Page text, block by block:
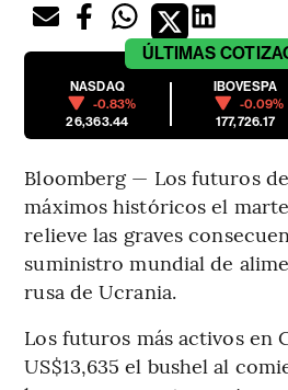
ÚLTIMAS
NASDAQ
-0.83%
26,363.44
IBOVESPA
-0.09%
177,726.17
Bloomberg — Los futuros
máximos históricos el
relieve las graves
suministro mundial de
rusa de Ucrania.
Los futuros más activos en
US$13,635 el bushel al